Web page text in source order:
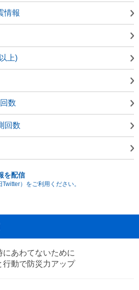
情報
上)
数
回数
を配信
）をご利用ください。
にあわてないために
行動で防災力アップ